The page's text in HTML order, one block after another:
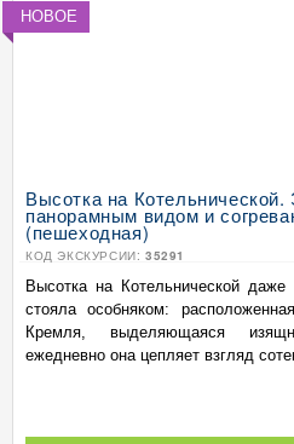
НОВОЕ
Высотка на Котельнической.
панорамным видом и
(пешеходная)
КОД ЭКСКУРСИИ: 35291
Высотка на Котельнической
стояла особняком:
Кремля, выделяющаяся
ежедневно она цепляет взгляд